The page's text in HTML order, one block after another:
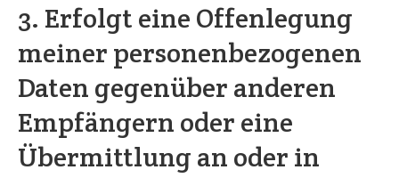
3. Erfolgt eine Offenlegung
meiner personenbezogenen
Daten gegenüber anderen
Empfängern oder eine
Übermittlung an oder in